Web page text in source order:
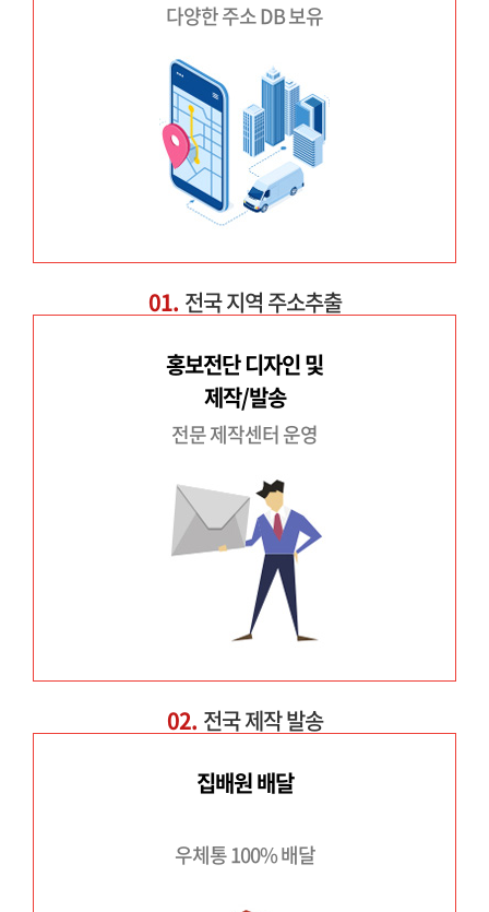
다양한 주소 DB 보유
01. 전국 지역 주소추출
홍보전단 디자인 및
제작/발송
전문 제작센터 운영
02. 전국 제작 발송
집배원 배달
우체통 100% 배달